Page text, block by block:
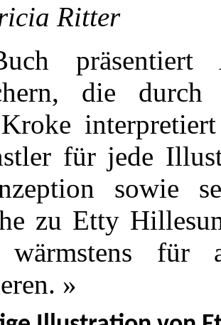
Ritter
die
für jede
sowie
zu Etty
wärmstens
»